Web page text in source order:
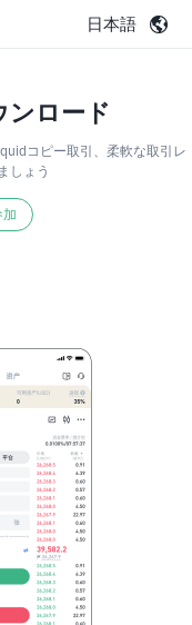
日本語
ンロード
コピー取引、柔軟な取引レ
しょう